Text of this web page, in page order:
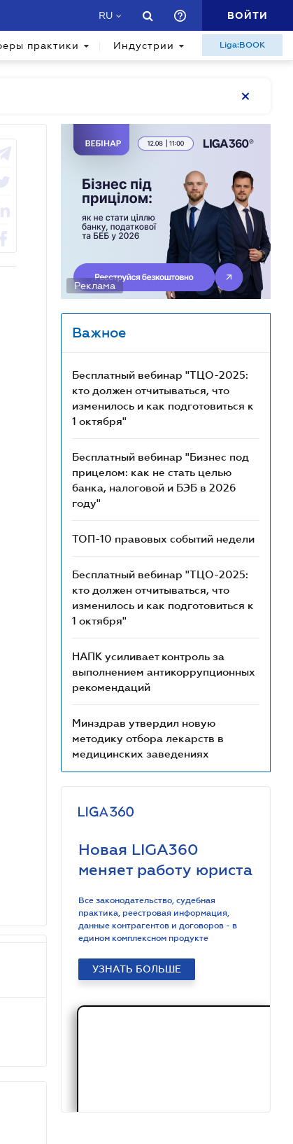
RU ВОЙТИ
практики Индустрии Liga:BOOK
Реклама
Важное
Бесплатный вебинар "ТЦО-2025:
кто должен отчитываться, что
изменилось и как подготовиться к
1 октября"
Бесплатный вебинар "Бизнес под
прицелом: как не стать целью
банка, налоговой и БЭБ в 2026
году"
ТОП-10 правовых событий недели
Бесплатный вебинар "ТЦО-2025:
кто должен отчитываться, что
изменилось и как подготовиться к
1 октября"
НАПК усиливает контроль за
выполнением антикоррупционных
рекомендаций
Минздрав утвердил новую
методику отбора лекарств в
медицинских заведениях
Новая LIGA360
меняет работу юриста
Все законодательство, судебная
практика, реестровая информация,
данные контрагентов и договоров - в
едином комплексном продукте
УЗНАТЬ БОЛЬШЕ